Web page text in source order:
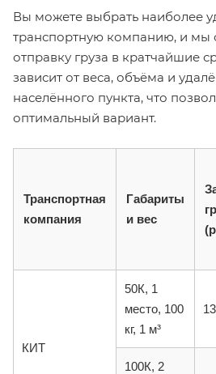
Вы можете выбрать наиболее
транспортную компанию, и мы
отправку груза в кратчайшие
зависит от веса, объёма и
населённого пункта, что
оптимальный вариант.
Транспортная
компания
Габариты
и вес
КИТ
50К, 1
место, 100
кг, 1 м³
100К, 2